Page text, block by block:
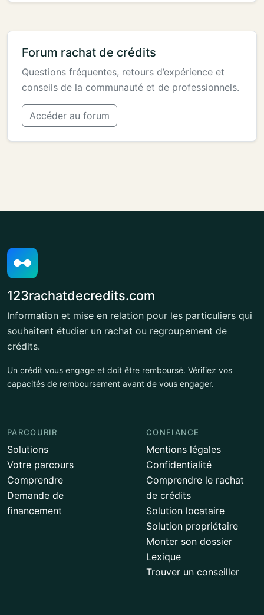
Forum rachat de crédits
Questions fréquentes, retours d’expérience et
conseils de la communauté et de professionnels.
Accéder au forum
123rachatdecredits.com
Information et mise en relation pour les particuliers qui
souhaitent étudier un rachat ou regroupement de
crédits.
Un crédit vous engage et doit être remboursé. Vérifiez vos
capacités de remboursement avant de vous engager.
PARCOURIR
Solutions
Votre parcours
Comprendre
Demande de
financement
CONFIANCE
Mentions légales
Confidentialité
Comprendre le rachat
de crédits
Solution locataire
Solution propriétaire
Monter son dossier
Lexique
Trouver un conseiller